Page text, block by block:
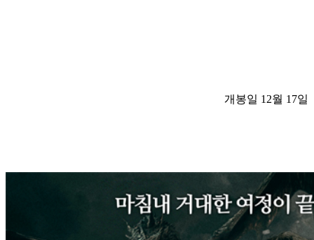
개봉일 12월 17일